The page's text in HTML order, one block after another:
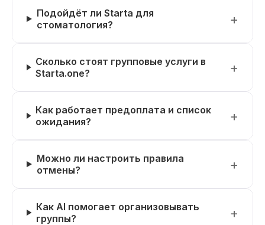
Подойдёт ли Starta для
стоматология?
Сколько стоят групповые услуги в
Starta.one?
Как работает предоплата и список
ожидания?
Можно ли настроить правила
отмены?
Как AI помогает организовывать
группы?